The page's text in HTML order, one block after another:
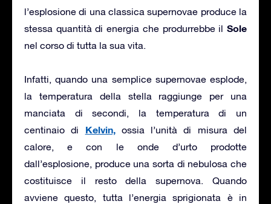
l’esplosione di una classica supernovae produce la
stessa quantità di energia che produrrebbe il Sole
nel corso di tutta la sua vita.
Infatti, quando una semplice supernovae esplode,
la temperatura della stella raggiunge per una
manciata di secondi, la temperatura di un
centinaio di Kelvin,ossia l’unità di misura del
calore, e con le onde d’urto prodotte
dall’esplosione, produce una sorta di nebulosa che
costituisce il resto della supernova. Quando
avviene questo, tutta l’energia sprigionata è in